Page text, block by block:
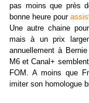
pas moins que près
bonne heure pour
Une autre chaine
mais à un prix
annuellement à
M6 et Canal+
FOM. A moins que
imiter son homologue